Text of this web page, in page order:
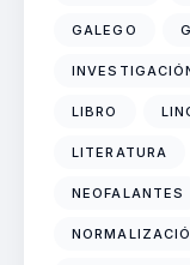
GALEGO
LIBRO
LITERATURA
NEOFALANTES